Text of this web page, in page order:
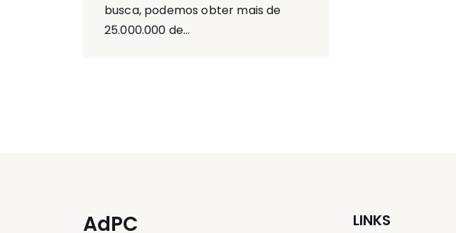
busca, podemos obter mais de
25.000.000 de...
AdPC LINKS